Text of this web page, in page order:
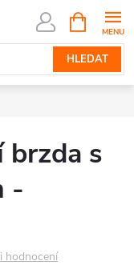
HLEDAT
NÁKUPNÍ
KOŠÍK
brzda s
-
hodnocení